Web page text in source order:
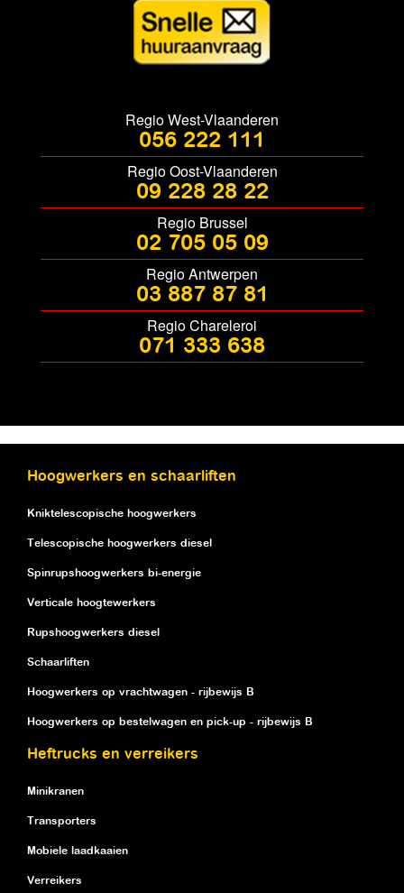
Regio West-Vlaanderen
056 222 111
Regio Oost-Vlaanderen
09 228 28 22
Regio Brussel
02 705 05 09
Regio Antwerpen
03 887 87 81
Regio Chareleroi
071 333 638
Hoogwerkers en schaarliften
Kniktelescopische hoogwerkers
Telescopische hoogwerkers diesel
Spinrupshoogwerkers bi-energie
Verticale hoogtewerkers
Rupshoogwerkers diesel
Schaarliften
Hoogwerkers op vrachtwagen - rijbewijs B
Hoogwerkers op bestelwagen en pick-up - rijbewijs B
Heftrucks en verreikers
Minikranen
Transporters
Mobiele laadkaaien
Verreikers